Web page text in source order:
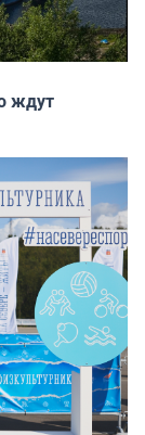
ждут